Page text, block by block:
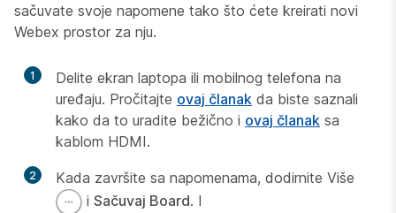
sačuvate svoje napomene tako što ćete kreirati novi
Webex prostor za nju.
1
Delite ekran laptopa ili mobilnog telefona na
uređaju. Pročitajte ovaj članak da biste saznali
kako da to uradite bežično i ovaj članak sa
kablom HDMI.
2
Kada završite sa napomenama, dodirnite Više
i Sačuvaj Board. I